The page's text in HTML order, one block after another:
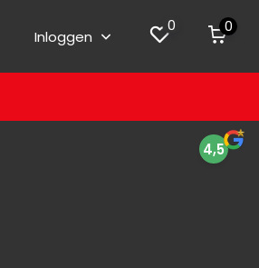
Inloggen
0 0
4,5